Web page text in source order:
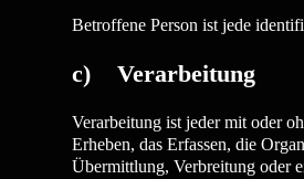
Betroffene Person ist jede
c) Verarbeitung
Verarbeitung ist jeder mit oder
Erheben, das Erfassen, die
Übermittlung, Verbreitung oder